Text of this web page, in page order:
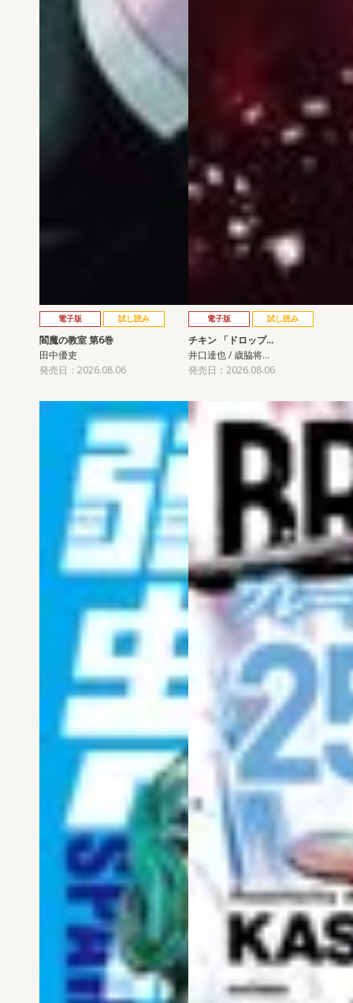
電子版 試し読み
閻魔の教室 第6巻
田中優吏
発売日：2026.08.06
電子版 試し読み
チキン 「ドロップ…
井口達也 / 歳脇将…
発売日：2026.08.06